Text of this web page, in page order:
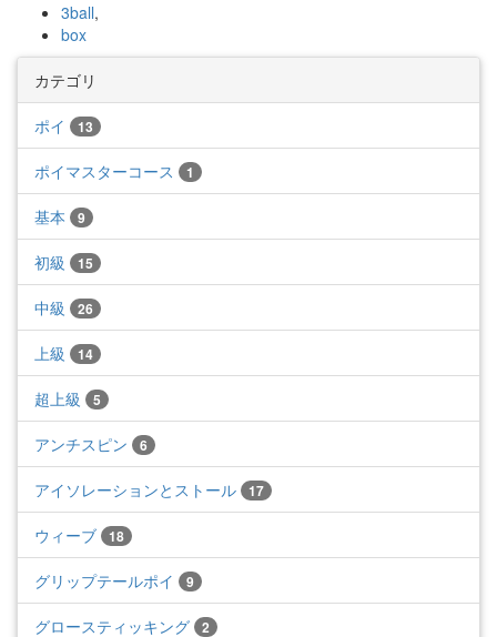
3ball,
box
カテゴリ
ポイ 13
ポイマスターコース 1
基本 9
初級 15
中級 26
上級 14
超上級 5
アンチスピン 6
アイソレーションとストール 17
ウィーブ 18
グリップテールポイ 9
グロースティッキング 2